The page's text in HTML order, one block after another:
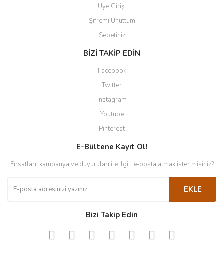
Üye Girişi
Şifremi Unuttum
Sepetiniz
BİZİ TAKİP EDİN
Facebook
Twitter
Instagram
Youtube
Pinterest
E-Bültene Kayıt Ol!
Fırsatları, kampanya ve duyuruları ile ilgili e-posta almak ister misiniz?
EKLE
Bizi Takip Edin